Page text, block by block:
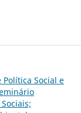
Social e